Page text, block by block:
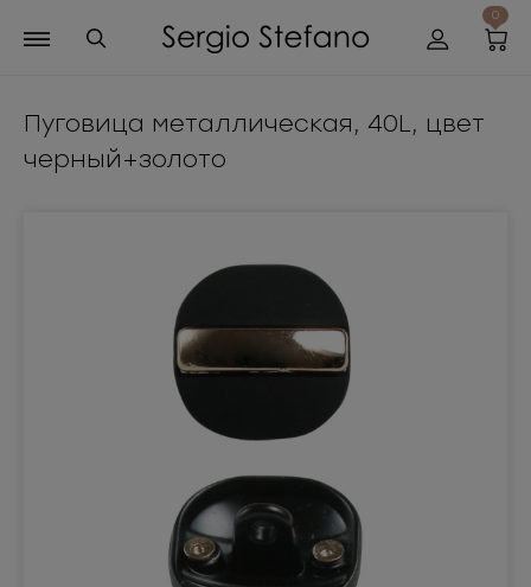
0
Пуговица металлическая, 40L, цвет
черный+золото